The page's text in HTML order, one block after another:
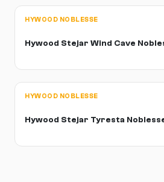
HYWOOD NOBLESSE
Hywood Stejar Wind Cave
HYWOOD NOBLESSE
Hywood Stejar Tyresta